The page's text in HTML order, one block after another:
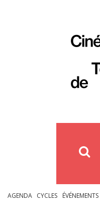
AGENDA CYCLES ÉVÉNEMENTS